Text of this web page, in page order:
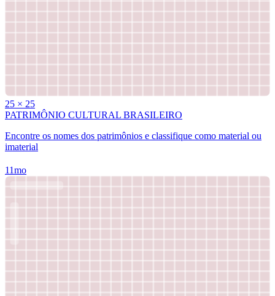
25 × 25
PATRIMÔNIO CULTURAL BRASILEIRO
Encontre os nomes dos patrimônios e classifique como material ou
imaterial
11mo